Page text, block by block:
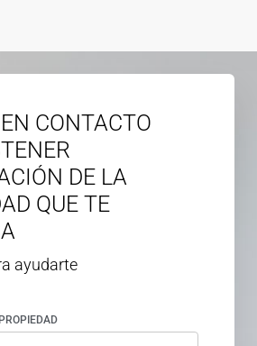
CONTACTO
DE LA
QUE TE
ayudarte